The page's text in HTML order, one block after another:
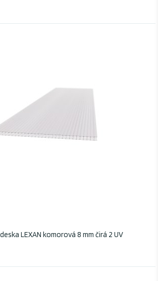
LEXAN komorová 8 mm čirá 2 UV